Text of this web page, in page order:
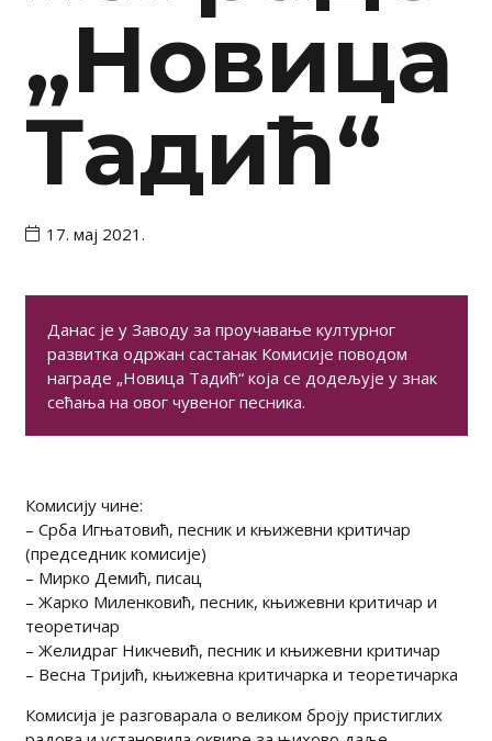
„Новица
Тадић“
17. мај 2021.
Данас је у Заводу за проучавање културног
развитка одржан састанак Комисије поводом
награде „Новица Тадић“ која се додељује у знак
сећања на овог чувеног песника.
Комисију чине:
– Срба Игњатовић, песник и књижевни критичар
(председник комисије)
– Мирко Демић, писац
– Жарко Миленковић, песник, књижевни критичар и
теоретичар
– Желидраг Никчевић, песник и књижевни критичар
– Весна Тријић, књижевна критичарка и теоретичарка
Комисија је разговарала о великом броју пристиглих